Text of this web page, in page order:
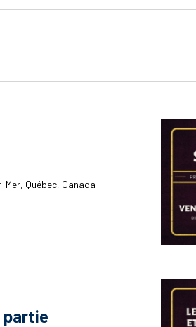
Québec, Canada
partie